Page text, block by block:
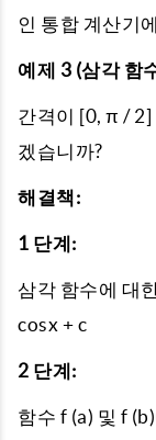
인 통합 계산기
예제 3 (삼각 함
간격이 [0, π / 2]
겠습니까?
해결책:
1 단계:
삼각 함수에 대
cosx + c
2 단계:
함수 f (a) 및 f